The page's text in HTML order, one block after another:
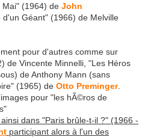
Mai" (1964) de John
Géant" (1966) de Melville
pour d'autres comme sur
de Vincente Minnelli, "Les Héros
de Anthony Mann (sans
(1965) de Otto Preminger.
dans "Paris brûle-t-il ?" (1966 -
participant alors à l'un des